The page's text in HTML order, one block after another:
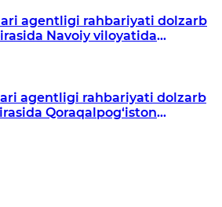
agentligi rahbariyati dolzarb
Navoiy viloyatida
agentligi rahbariyati dolzarb
Qoraqalpog‘iston